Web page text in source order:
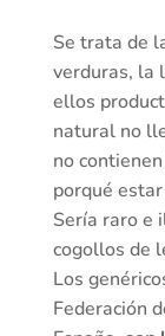
Se trata de
verduras, la
ellos
natural no
no
porqué
Sería raro e
cogollos de
Los
Federación